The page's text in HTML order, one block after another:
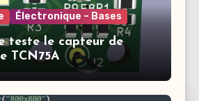
Électronique – Bases
teste le capteur de
TCN75A